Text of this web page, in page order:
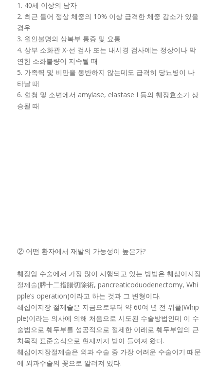
1. 40세 이상의 남자
2. 최근 들어 정상 체중의 10% 이상 급격한 체중 감소가 있을
경우
3. 원인불명의 상복부 통증 및 요통
4. 상부 소화관 X-선 검사 또는 내시경 검사에는 정상이나 막
연한 소화불량이 지속될 때
5. 가족력 및 비만을 동반하지 않는데도 급격히 당뇨병이 나
타날 때
6. 혈청 및 소변에서 amylase, elastase I 등의 췌장효소가 상
승될 때
② 어떤 환자에서 재발의 가능성이 높은가?
췌장암 수술에서 가장 많이 시행되고 있는 방법은 췌십이지장
절제술(膵十二指腸切除術, pancreaticoduodenectomy, Whi
pple’s operation)이라고 하는 것과 그 변형이다.
췌십이지장 절제술은 지금으로부터 약 60여 년 전 위플(Whip
ple)이라는 의사에 의해 처음으로 시도된 수술방법인데 이 수
술법으로 췌두부를 성공적으로 절제한 이래로 췌두부암의 근
치목적 표준술식으로 현재까지 받아 들여져 왔다.
췌십이지장절제술은 외과 수술 중 가장 어려운 수술이기 때문
에 외과수술의 꽃으로 알려져 있다.